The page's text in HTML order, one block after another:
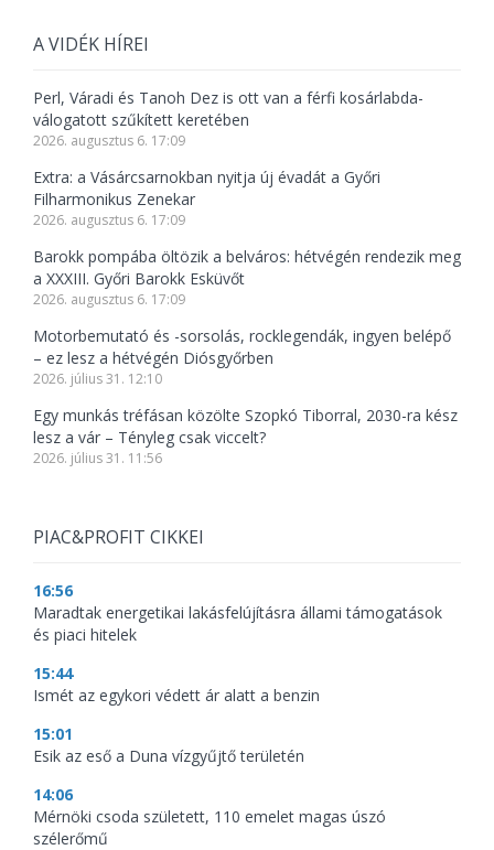
A VIDÉK HÍREI
Perl, Váradi és Tanoh Dez is ott van a férfi kosárlabda-
válogatott szűkített keretében
2026. augusztus 6. 17:09
Extra: a Vásárcsarnokban nyitja új évadát a Győri
Filharmonikus Zenekar
2026. augusztus 6. 17:09
Barokk pompába öltözik a belváros: hétvégén rendezik meg
a XXXIII. Győri Barokk Esküvőt
2026. augusztus 6. 17:09
Motorbemutató és -sorsolás, rocklegendák, ingyen belépő
– ez lesz a hétvégén Diósgyőrben
2026. július 31. 12:10
Egy munkás tréfásan közölte Szopkó Tiborral, 2030-ra kész
lesz a vár – Tényleg csak viccelt?
2026. július 31. 11:56
PIAC&PROFIT CIKKEI
16:56
Maradtak energetikai lakásfelújításra állami támogatások
és piaci hitelek
15:44
Ismét az egykori védett ár alatt a benzin
15:01
Esik az eső a Duna vízgyűjtő területén
14:06
Mérnöki csoda született, 110 emelet magas úszó
szélerőmű